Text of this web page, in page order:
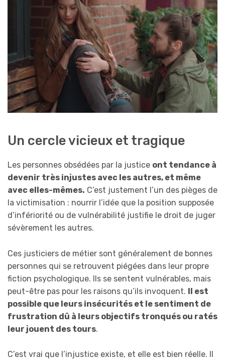
Un cercle vicieux et tragique
Les personnes obsédées par la justice ont tendance à
devenir très injustes avec les autres, et même
avec elles-mêmes. C’est justement l’un des pièges de
la victimisation : nourrir l’idée que la position supposée
d’infériorité ou de vulnérabilité justifie le droit de juger
sévèrement les autres.
Ces justiciers de métier sont généralement de bonnes
personnes qui se retrouvent piégées dans leur propre
fiction psychologique. Ils se sentent vulnérables, mais
peut-être pas pour les raisons qu’ils invoquent. Il est
possible que leurs insécurités et le sentiment de
frustration dû à leurs objectifs tronqués ou ratés
leur jouent des tours.
C’est vrai que l’injustice existe, et elle est bien réelle. Il